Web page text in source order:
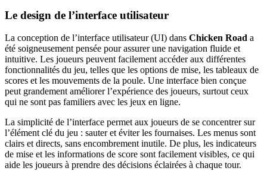
Le design de l’interface utilisateur
La conception de l’interface utilisateur (UI) dans Chicken Road a
été soigneusement pensée pour assurer une navigation fluide et
intuitive. Les joueurs peuvent facilement accéder aux différentes
fonctionnalités du jeu, telles que les options de mise, les tableaux de
scores et les mouvements de la poule. Une interface bien conçue
peut grandement améliorer l’expérience des joueurs, surtout ceux
qui ne sont pas familiers avec les jeux en ligne.
La simplicité de l’interface permet aux joueurs de se concentrer sur
l’élément clé du jeu : sauter et éviter les fournaises. Les menus sont
clairs et directs, sans encombrement inutile. De plus, les indicateurs
de mise et les informations de score sont facilement visibles, ce qui
aide les joueurs à prendre des décisions éclairées à chaque tour.